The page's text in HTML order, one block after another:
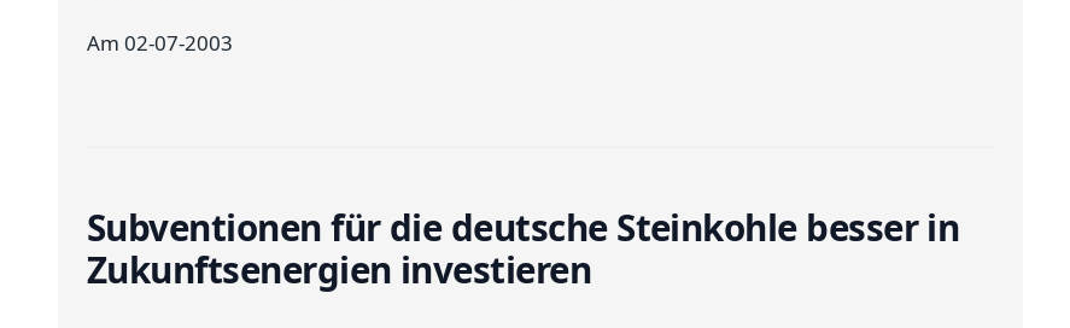
Am 02-07-2003
Subventionen für die deutsche Steinkohle besser in
Zukunftsenergien investieren